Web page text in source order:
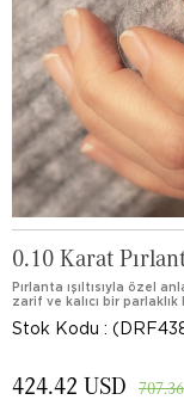
0.10 Karat
Pırlanta ışıltısıyla özel
zarif ve kalıcı bir parlaklık
Stok Kodu
424.42 USD